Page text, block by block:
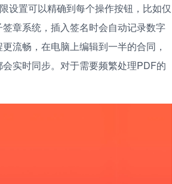
设置可以精确到每个操作按钮，比如仅
章系统，插入签名时会自动记录数字
流畅，在电脑上编辑到一半的合同，
实时同步。对于需要频繁处理PDF的